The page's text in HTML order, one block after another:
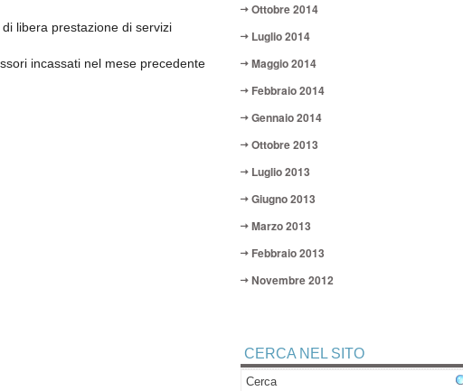
libera prestazione di servizi
incassati nel mese precedente
Ottobre 2014
Luglio 2014
Maggio 2014
Febbraio 2014
Gennaio 2014
Ottobre 2013
Luglio 2013
Giugno 2013
Marzo 2013
Febbraio 2013
Novembre 2012
CERCA NEL SITO